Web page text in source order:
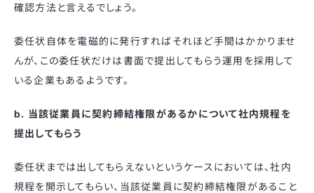
確認方法と言えるでしょう。
委任状自体を電磁的に発行すればそれほど手間はかかりませ
んが、この委任状だけは書面で提出してもらう運用を採用して
いる企業もあるようです。
b. 当該従業員に契約締結権限があるかについて社内規程を
提出してもらう
委任状までは出してもらえないというケースにおいては、社内
規程を開示してもらい、当該従業員に契約締結権限があること